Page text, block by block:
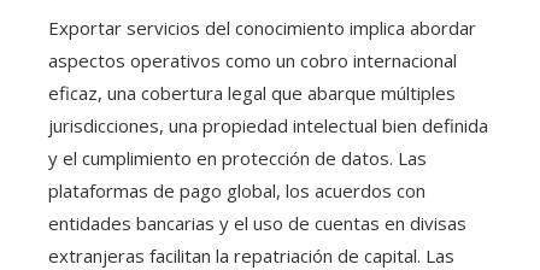
Exportar servicios del conocimiento implica abordar
aspectos operativos como un cobro internacional
eficaz, una cobertura legal que abarque múltiples
jurisdicciones, una propiedad intelectual bien definida
y el cumplimiento en protección de datos. Las
plataformas de pago global, los acuerdos con
entidades bancarias y el uso de cuentas en divisas
extranjeras facilitan la repatriación de capital. Las